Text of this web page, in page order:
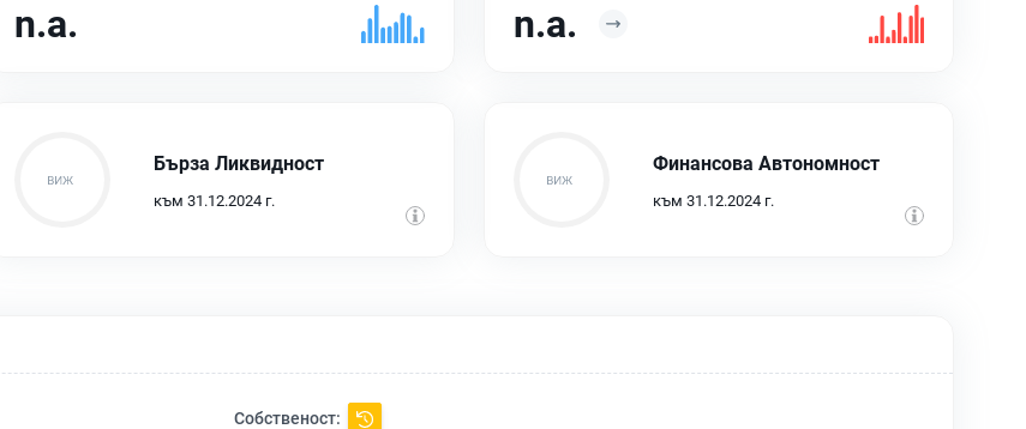
n.a. n.a.
Бърза Ликвидност
към 31.12.2024 г.
Финансова Автономност
към 31.12.2024 г.
Собственост: